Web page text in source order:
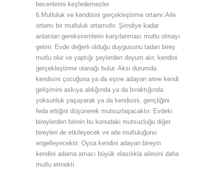
becerilerini keşfedemezler.
6.Mutluluk ve kendisini gerçekleştirme ortamı:Aile
ortamı bir mutluluk ortamıdır. Şimdiye kadar
anlatılan gereksinimlerin karşılanması mutlu olmayı
getirir. Evde değerli olduğu duygusunu tadan birey
mutlu olur ve yaptığı şeylerden doyum alır, kendini
gerçekleştirme olanağı bulur. Aksi durumda
kendisini çocuğuna ya da eşine adayan anne kendi
gelişimini askıya aldığında ya da bıraktığında
yoksunluk yaşayarak ya da kendisini, gençliğini
feda ettiğini düşünerek mutsuzlaşacaktır. Evdeki
bireylerden birinin bu konudaki mutsuzluğu diğer
bireyleri de etkileyecek ve aile mutluluğunu
engelleyecektir. Oysa kendini adayan bireyin
kendini adama amacı büyük olasılıkla ailesini daha
mutlu etmekti.